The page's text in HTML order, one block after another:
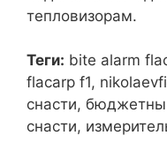
тепловизорам.
Теги: bite alarm
flacarp f1,
снасти,
снасти,